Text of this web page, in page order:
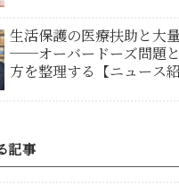
生活保護の医療扶助と大
──オーバードーズ問題
方を整理する【ニュース紹
記事